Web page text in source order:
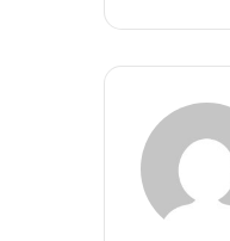
c
e
b
o
o
k